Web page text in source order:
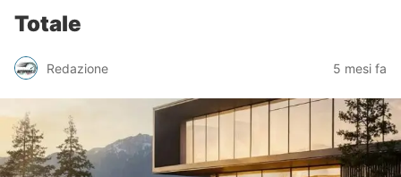
Totale
Redazione 5 mesi fa